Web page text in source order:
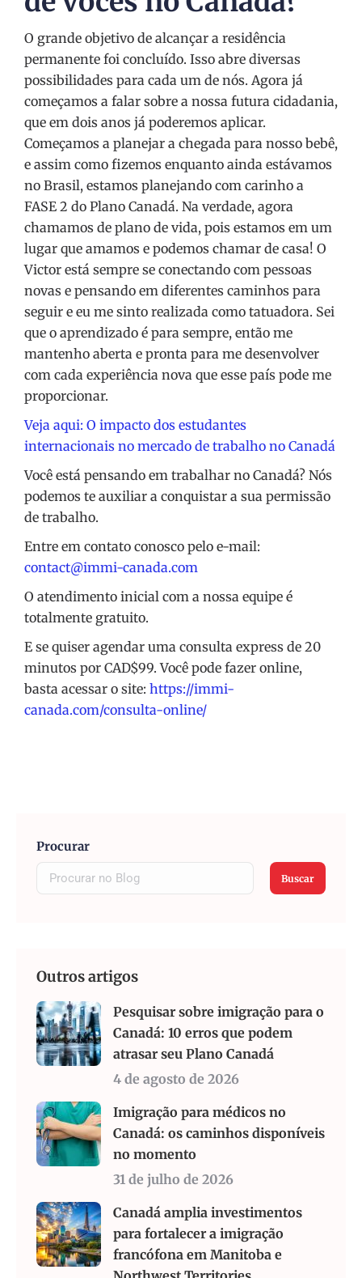
O grande objetivo de alcançar a residência
permanente foi concluído. Isso abre diversas
possibilidades para cada um de nós. Agora já
começamos a falar sobre a nossa futura cidadania,
que em dois anos já poderemos aplicar.
Começamos a planejar a chegada para nosso bebê,
e assim como fizemos enquanto ainda estávamos
no Brasil, estamos planejando com carinho a
FASE 2 do Plano Canadá. Na verdade, agora
chamamos de plano de vida, pois estamos em um
lugar que amamos e podemos chamar de casa! O
Victor está sempre se conectando com pessoas
novas e pensando em diferentes caminhos para
seguir e eu me sinto realizada como tatuadora. Sei
que o aprendizado é para sempre, então me
mantenho aberta e pronta para me desenvolver
com cada experiência nova que esse país pode me
proporcionar.
Veja aqui: O impacto dos estudantes
internacionais no mercado de trabalho no Canadá
Você está pensando em trabalhar no Canadá? Nós
podemos te auxiliar a conquistar a sua permissão
de trabalho.
Entre em contato conosco pelo e-mail:
contact@immi-canada.com
O atendimento inicial com a nossa equipe é
totalmente gratuito.
E se quiser agendar uma consulta express de 20
minutos por CAD$99. Você pode fazer online,
basta acessar o site: https://immi-
canada.com/consulta-online/
Procurar
Buscar
Outros artigos
Pesquisar sobre imigração para o
Canadá: 10 erros que podem
atrasar seu Plano Canadá
4 de agosto de 2026
Imigração para médicos no
Canadá: os caminhos disponíveis
no momento
31 de julho de 2026
Canadá amplia investimentos
para fortalecer a imigração
francófona em Manitoba e